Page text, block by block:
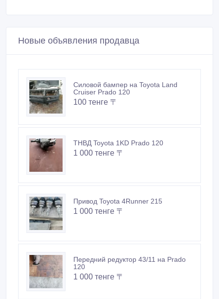
Новые объявления продавца
Силовой бампер на Toyota Land
Cruiser Prado 120
100 тенге 〒
ТНВД Toyota 1KD Prado 120
1 000 тенге 〒
Привод Toyota 4Runner 215
1 000 тенге 〒
Передний редуктор 43/11 на Prado
120
1 000 тенге 〒